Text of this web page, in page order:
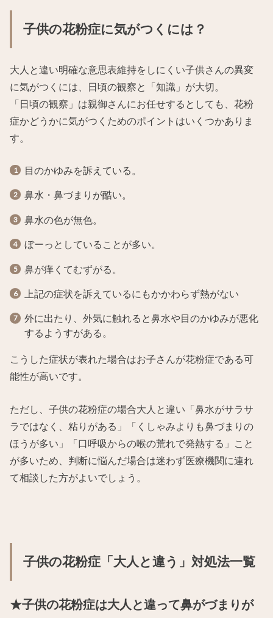
子供の花粉症に気がつくには？
大人と違い明確な意思表維持をしにくい子供さんの異変
に気がつくには、日頃の観察と「知識」が大切。
「日頃の観察」は親御さんにお任せするとしても、花粉
症かどうかに気がつくためのポイントはいくつかありま
す。
目のかゆみを訴えている。
鼻水・鼻づまりが酷い。
鼻水の色が無色。
ぼーっとしていることが多い。
鼻が痒くてむずがる。
上記の症状を訴えているにもかかわらず熱がない
外に出たり、外気に触れると鼻水や目のかゆみが悪化
するようすがある。
こうした症状が表れた場合はお子さんが花粉症である可
能性が高いです。
ただし、子供の花粉症の場合大人と違い「鼻水がサラサ
ラではなく、粘りがある」「くしゃみよりも鼻づまりの
ほうが多い」「口呼吸からの喉の荒れで発熱する」こと
が多いため、判断に悩んだ場合は迷わず医療機関に連れ
て相談した方がよいでしょう。
子供の花粉症「大人と違う」対処法一覧
★子供の花粉症は大人と違って鼻がづまりが